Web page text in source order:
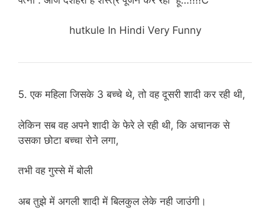
hutkule In Hindi Very Funny
5. एक महिला जिसके 3 बच्चे थे, तो वह दूसरी शादी कर रही थी,
लेकिन सब वह अपने शादी के फेरे ले रही थी, कि अचानक से
उसका छोटा बच्चा रोने लगा,
तभी वह गुस्से में बोली
अब तुझे में अगली शादी में बिलकुल लेके नही जाउंगी।